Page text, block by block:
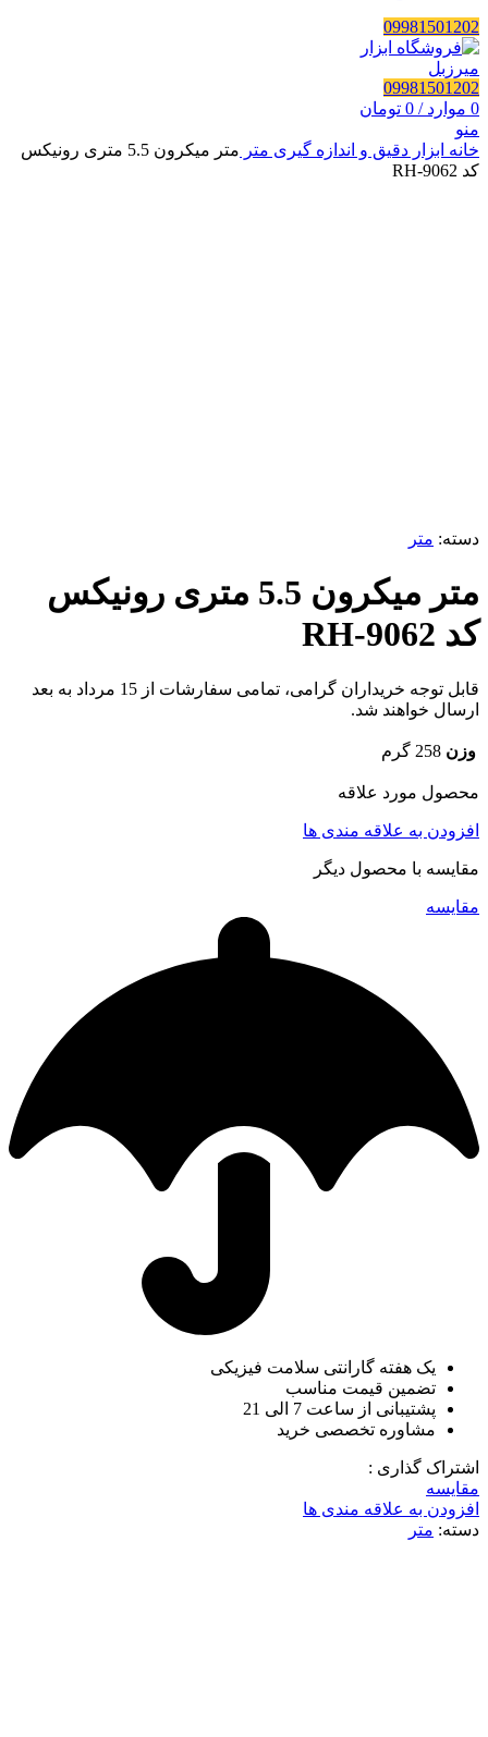
09981501202
09981501202
0 موارد /
0 تومان
منو
خانه ابزار دقیق و اندازه گیری متر
متر میکرون 5.5 متری رونیکس
کد RH-9062
دسته: متر
متر میکرون 5.5 متری رونیکس
کد RH-9062
قابل توجه خریداران گرامی، تمامی سفارشات از 15 مرداد به بعد
ارسال خواهند شد.
وزن 258 گرم
محصول مورد علاقه
افزودن به علاقه مندی ها
مقایسه با محصول دیگر
مقایسه
یک هفته گارانتی سلامت فیزیکی
تضمین قیمت مناسب
پشتیبانی از ساعت 7 الی 21
مشاوره تخصصی خرید
اشتراک گذاری :
مقایسه
افزودن به علاقه مندی ها
دسته: متر